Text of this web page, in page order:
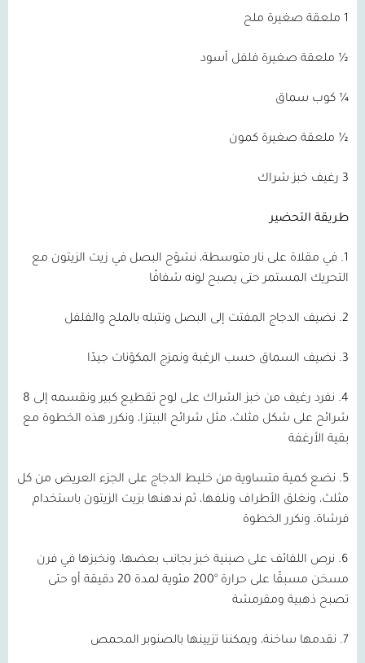
1 ملعقة صغيرة ملح
½ ملعقة صغيرة فلفل أسود
¼ كوب سماق
½ ملعقة صغيرة كمون
3 رغيف خبز شراك
طريقة التحضير
1. في مقلاة على نار متوسطة، نشوّح البصل في زيت الزيتون مع
التحريك المستمر حتى يصبح لونه شفافًا
2. نضيف الدجاج المفتت إلى البصل ونتبله بالملح والفلفل
3. نضيف السماق حسب الرغبة ونمزج المكوّنات جيدًا
4. نفرد رغيف من خبز الشراك على لوح تقطيع كبير ونقسمه إلى 8
شرائح على شكل مثلث، مثل شرائح البيتزا، ونكرر هذه الخطوة مع
بقية الأرغفة
5. نضع كمية متساوية من خليط الدجاج على الجزء العريض من كل
مثلث، ونغلق الأطراف ونلفها، ثم ندهنها بزيت الزيتون باستخدام
فرشاة، ونكرر الخطوة
6. نرص اللفائف على صينية خبز بجانب بعضها، ونخبزها في فرن
مسخن مسبقًا على حرارة °200 مئوية لمدة 20 دقيقة أو حتى
تصبح ذهبية ومقرمشة
7. نقدمها ساخنة، ويمكننا تزيينها بالصنوبر المحمص